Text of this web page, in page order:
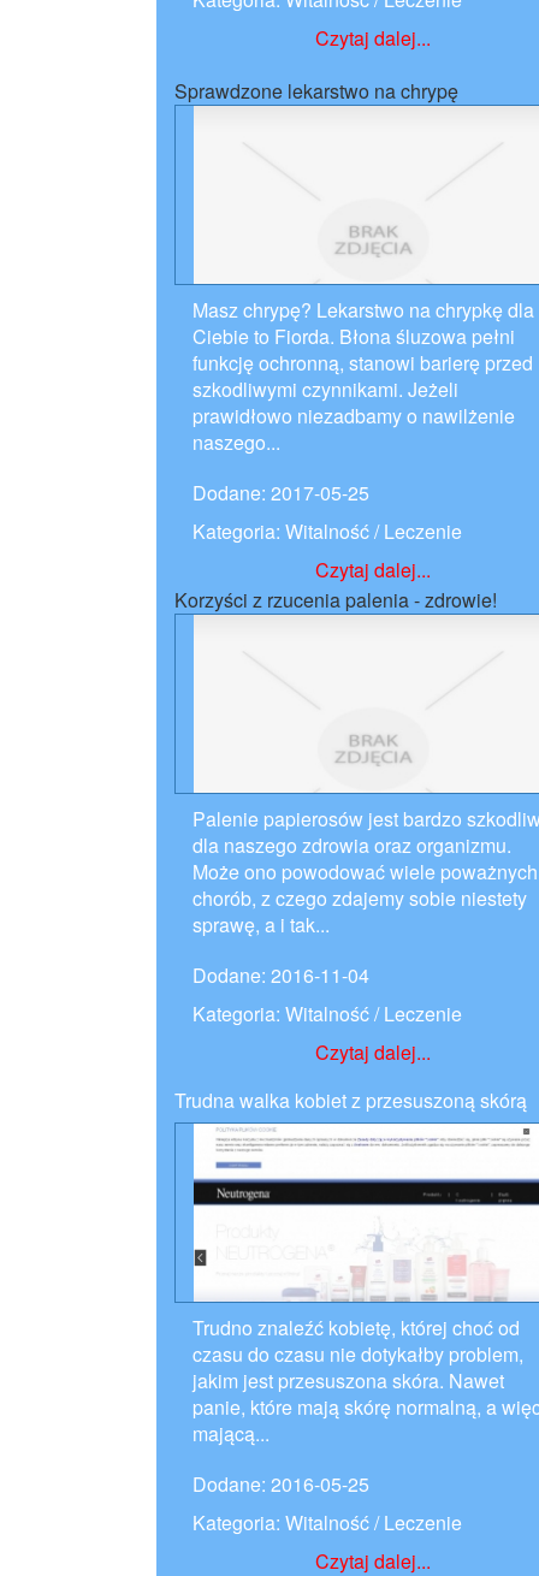
Czytaj dalej...
Sprawdzone lekarstwo na chrypę
Masz chrypę? Lekarstwo na chrypkę dla
Ciebie to Fiorda. Błona śluzowa pełni
funkcję ochronną, stanowi barierę przed
szkodliwymi czynnikami. Jeżeli
prawidłowo niezadbamy o nawilżenie
naszego...
Dodane: 2017-05-25
Kategoria: Witalność / Leczenie
Czytaj dalej...
Korzyści z rzucenia palenia - zdrowie!
Palenie papierosów jest bardzo
dla naszego zdrowia oraz organizmu.
Może ono powodować wiele poważnych
chorób, z czego zdajemy sobie niestety
sprawę, a i tak...
Dodane: 2016-11-04
Kategoria: Witalność / Leczenie
Czytaj dalej...
Trudna walka kobiet z przesuszoną skórą
Trudno znaleźć kobietę, której choć od
czasu do czasu nie dotykałby problem,
jakim jest przesuszona skóra. Nawet
panie, które mają skórę normalną, a
mającą...
Dodane: 2016-05-25
Kategoria: Witalność / Leczenie
Czytaj dalej...